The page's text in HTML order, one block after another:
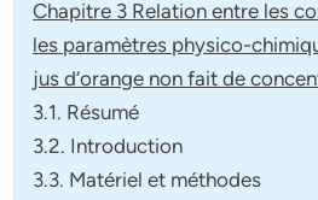
Chapitre 3 Relation entre les
les paramètres physico-
jus d’orange non fait de
3.1. Résumé
3.2. Introduction
3.3. Matériel et méthodes